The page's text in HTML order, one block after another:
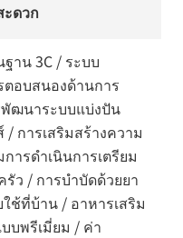
ดวก
าน 3C / ระบบ
อบสนองด้านการ
พัฒนาระบบแบ่งปัน
การเสริมสร้างความ
ารดำเนินการเตรียม
ว / การบำบัดด้วยยา
ช้ที่บ้าน / อาหารเสริม
บพรีเมี่ยม / ค่า